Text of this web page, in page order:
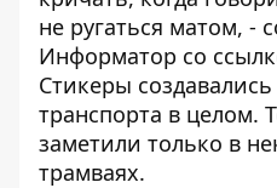
не ругаться матом, -
Информатор со
Стикеры
транспорта в целом.
заметили только в
трамваях.